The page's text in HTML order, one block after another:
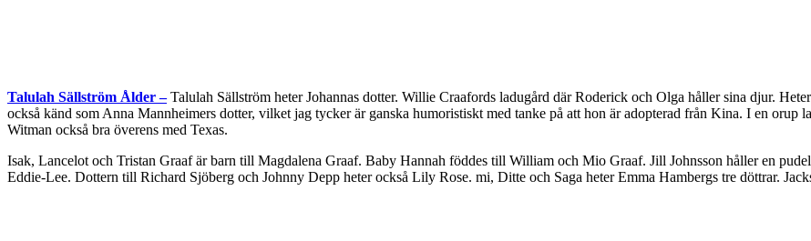
Talulah Sällström Ålder –Talulah Sällström heter Johannas dotter. Willie Craafords ladugård där Roderick och Olga håller sina djur.
också känd som Anna Mannheimers dotter, vilket jag tycker är ganska humoristiskt med tanke på att hon är adopterad från Kina. I en
Witman också bra överens med Texas.
Isak, Lancelot och Tristan Graaf är barn till Magdalena Graaf. Baby Hannah föddes till William och Mio Graaf. Jill Johnsson håller en
Eddie-Lee. Dottern till Richard Sjöberg och Johnny Depp heter också Lily Rose. mi, Ditte och Saga heter Emma Hambergs tre döttrar.